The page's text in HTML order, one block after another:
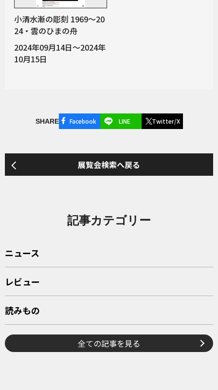
小清水漸の彫刻 1969～20
24・雲のひまの舟
2024年09月14日～2024年
10月15日
SHARE Facebook LINE Twitter/X
展覧会検索へ戻る
記事カテゴリー
ニュース
レビュー
読みもの
全ての記事を見る